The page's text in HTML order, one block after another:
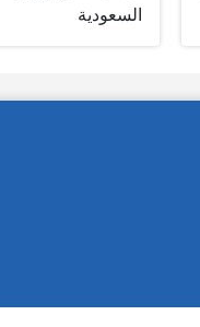
السعودية